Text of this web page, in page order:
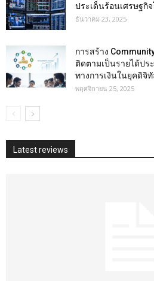
ประเด็นร้อนเศรษฐกิ
ธันวาคม 23, 2025
การสร้าง
ติดตามเป็นรายได้ปร
ทางการเงินในยุคดิจิ
พฤศจิกายน 25, 2025
Latest reviews